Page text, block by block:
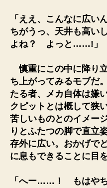
「ええ、こんなに広
ちがうっ、天井も高い
よね？ よっと……!」
慎重にこの中に降り
ち上がってみるモブだ
たる者、メカ自体は嫌
クピットとは概して狭
苦しいものとのイメー
りとふたつの脚で直立
存外に広い。おかげで
に息もできることに目
「へー……！ もはや